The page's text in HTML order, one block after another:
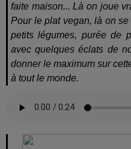
faite maison... Là on joue
Pour le plat vegan, là on
petits légumes, purée de
avec quelques éclats de
donner le maximum sur
à tout le monde.